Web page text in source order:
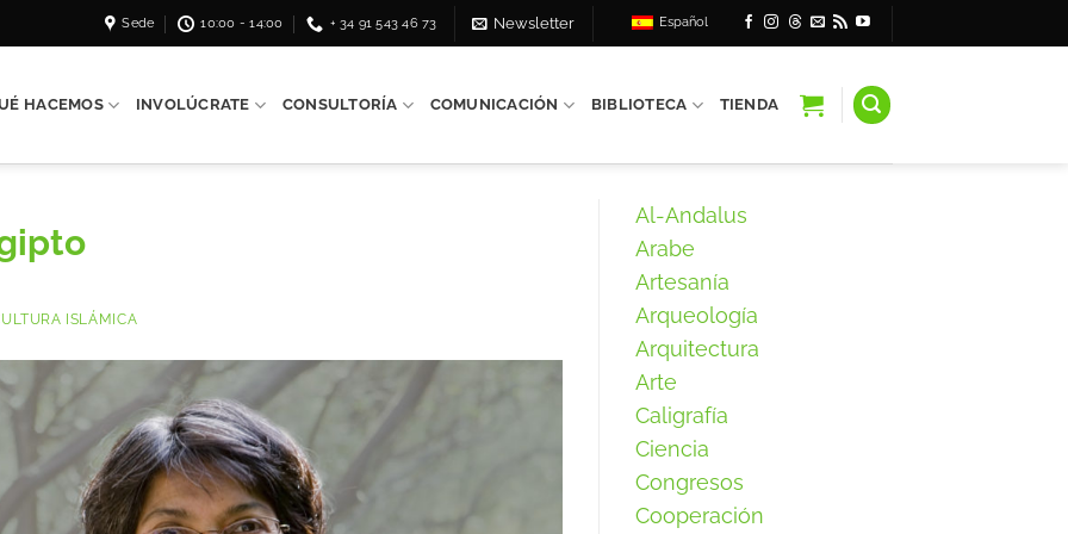
Sede 10:00 - 14:00 + 34 91 543 46 73 Newsletter Español
HACEMOS INVOLÚCRATE CONSULTORÍA COMUNICACIÓN BIBLIOTECA TIENDA
ISLÁMICA
Al-Andalus
Arabe
Artesanía
Arqueología
Arquitectura
Arte
Caligrafía
Ciencia
Congresos
Cooperación